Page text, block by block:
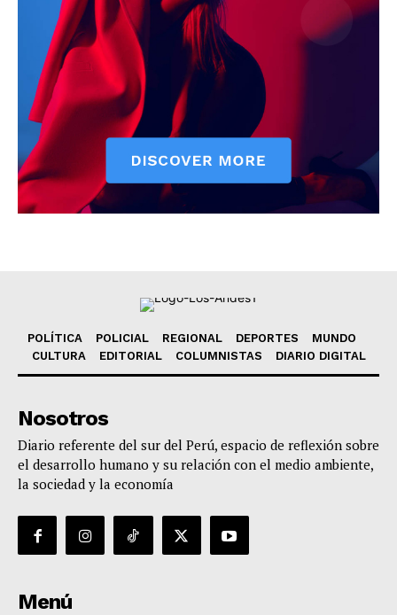
POLÍTICA POLICIAL REGIONAL DEPORTES
MUNDO
CULTURA
EDITORIAL COLUMNISTAS DIARIO DIGITAL
Nosotros
Diario referente del sur del Perú, espacio de reflexión sobre
el desarrollo humano y su relación con el medio ambiente,
la sociedad y la economía
Menú